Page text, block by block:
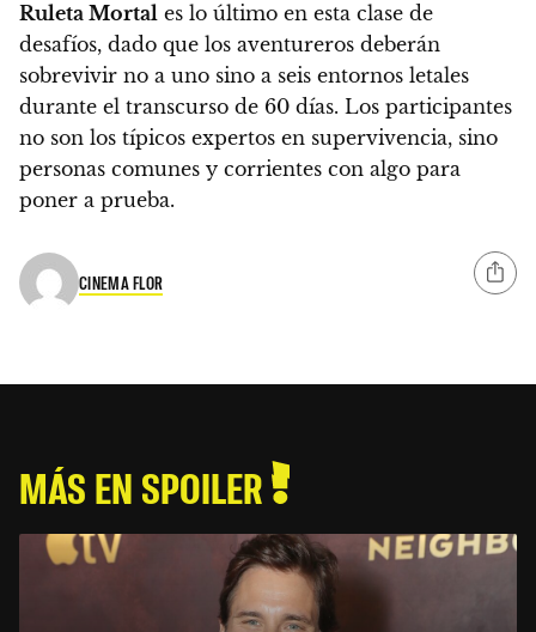
Ruleta Mortal es lo último en esta clase de
desafíos, dado que los aventureros deberán
sobrevivir no a uno sino a seis entornos letales
durante el transcurso de 60 días. Los participantes
no son los típicos expertos en supervivencia, sino
personas comunes y corrientes con algo para
poner a prueba.
CINEMA FLOR
MÁS EN SPOILER